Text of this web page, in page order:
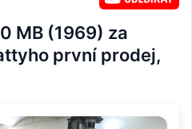
MB (1969) za
první prodej,